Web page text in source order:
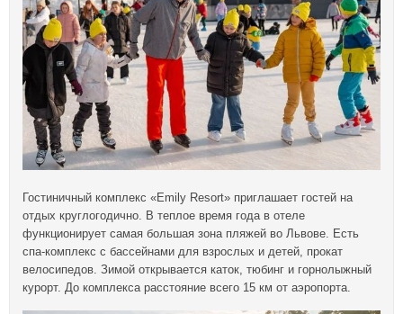
Гостиничный комплекс «Emily Resort» приглашает гостей на
отдых круглогодично. В теплое время года в отеле
функционирует самая большая зона пляжей во Львове. Есть
спа-комплекс с бассейнами для взрослых и детей, прокат
велосипедов. Зимой открывается каток, тюбинг и горнолыжный
курорт. До комплекса расстояние всего 15 км от аэропорта.